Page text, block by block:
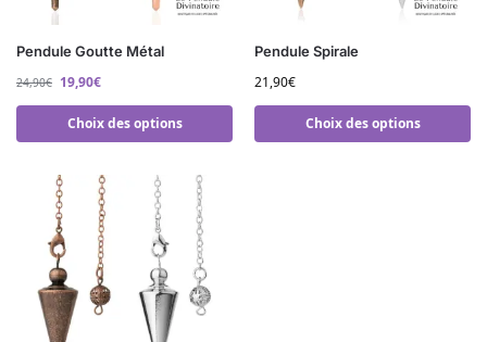
Pendule Goutte Métal
24,90€ 19,90€
Choix des options
Pendule Spirale
21,90€
Choix des options